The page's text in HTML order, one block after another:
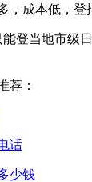
，成本低，登
登当地市级
荐：
话
少钱